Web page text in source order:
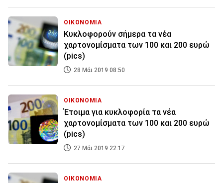
ΟΙΚΟΝΟΜΙΑ
Κυκλοφορούν σήμερα τα νέα
χαρτονομίσματα των 100 και 200 ευρώ
(pics)
28 Μάι 2019 08:50
ΟΙΚΟΝΟΜΙΑ
Έτοιμα για κυκλοφορία τα νέα
χαρτονομίσματα των 100 και 200 ευρώ
(pics)
27 Μάι 2019 22:17
ΟΙΚΟΝΟΜΙΑ